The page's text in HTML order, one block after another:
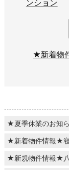
ンション
★新着物
★夏季休業のお知
★新着物件情報★
★新規物件情報★